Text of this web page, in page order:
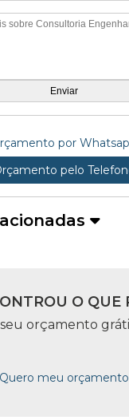
por
pelo
O QUE
orçamento
Quero meu orçamento